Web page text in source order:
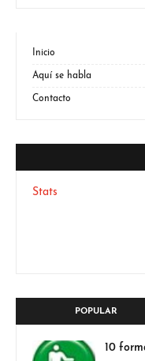
Inicio
Aquí se habla
Contacto
Stats
POPULAR
10